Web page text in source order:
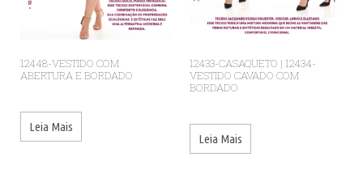
12448-VESTIDO COM
ABERTURA E BORDADO
Leia Mais
12433-CASAQUETO | 12434-
VESTIDO CAVADO COM
BORDADO
Leia Mais